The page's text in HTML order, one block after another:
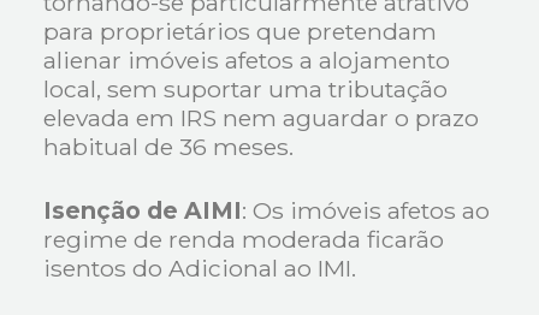
para proprietários que pretendam
alienar imóveis afetos a alojamento
local, sem suportar uma tributação
elevada em IRS nem aguardar o prazo
habitual de 36 meses.
Isenção de AIMI: Os imóveis afetos ao
regime de renda moderada ficarão
isentos do Adicional ao IMI.